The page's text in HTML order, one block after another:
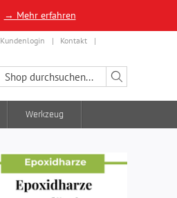
→ Mehr erfahren
Kundenlogin Kontakt
Werkzeug